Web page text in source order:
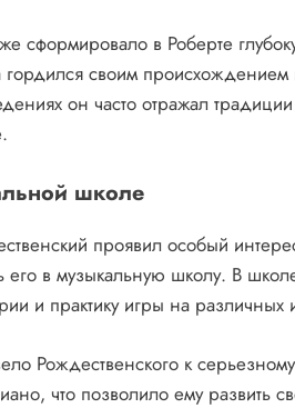
сформировало в Роберте
своим
он часто отражал
школе
проявил особый
его в музыкальную школу. В
и практику игры на различных
Рождественского к
что позволило ему развить